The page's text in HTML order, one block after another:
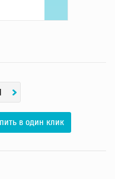
в один клик